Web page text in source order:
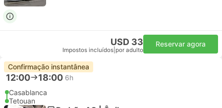
USD 33
Impostos incluídos por adulto
Reservar agora
Confirmação instantânea
12:00 18:00 6h
Casablanca
Tetouan